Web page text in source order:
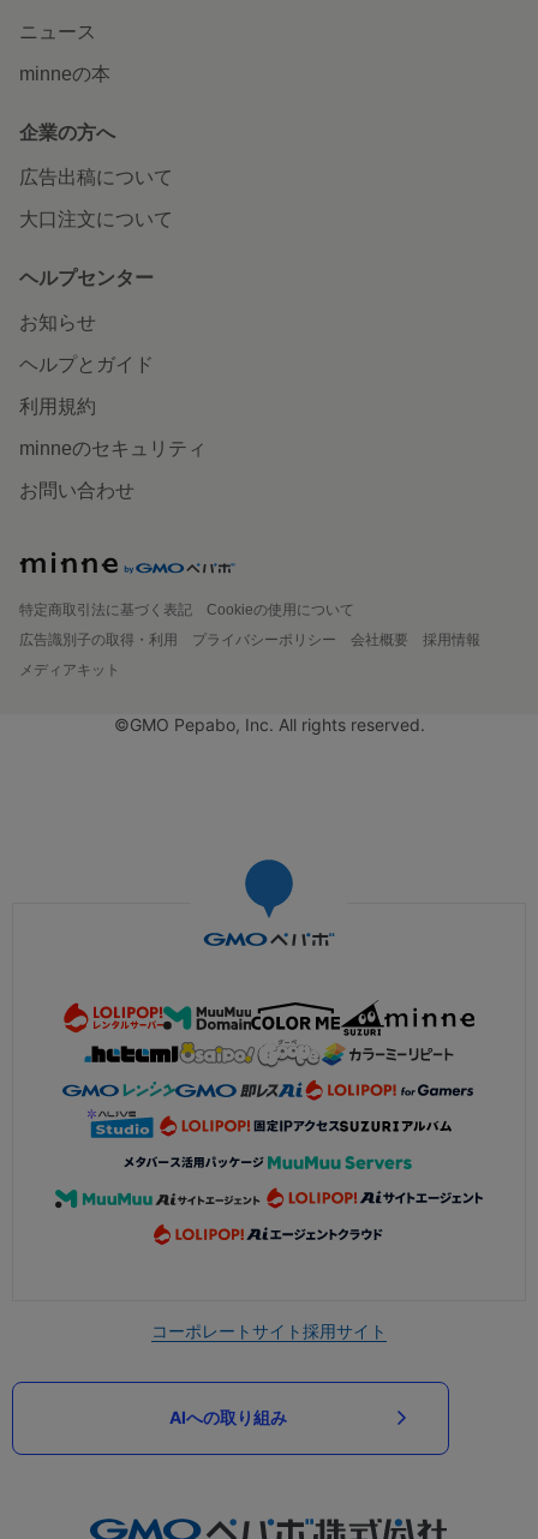
ニュース
minneの本
企業の方へ
広告出稿について
大口注文について
ヘルプセンター
お知らせ
ヘルプとガイド
利用規約
minneのセキュリティ
お問い合わせ
特定商取引法に基づく表記
Cookieの使用について
広告識別子の取得・利用
プライバシーポリシー 会社概要
採用情報
メディアキット
©GMO Pepabo, Inc. All rights reserved.
コーポレートサイト採用サイト
AIへの取り組み